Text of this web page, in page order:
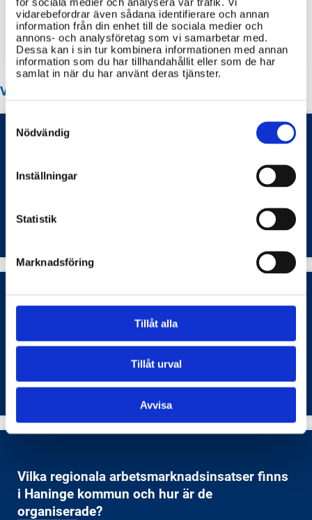
vidarebefordrar även sådana identifierare och annan
information från din enhet till de sociala medier och
annons- och analysföretag som vi samarbetar med.
Dessa kan i sin tur kombinera informationen med annan
information som du har tillhandahållit eller som de har
samlat in när du har använt deras tjänster.
Consent
Selection
Nödvändig
Inställningar
Statistik
Marknadsföring
Tillåt alla
Tillåt urval
Avvisa
Idrottsanläggningar
Återvinningscentraler
VANLIGA FRÅGOR OM HANINGE KOMMUN
Hur ansöker jag om parkeringstillstånd för
rörelsehindrade i Haninge kommun?
Hur skaffar jag parkeringstillstånd och betalar
parkeringsavgifter i Haninge kommun, enligt
informationen på Haninge kommuns egna
Vilka regionala arbetsmarknadsinsatser finns
i Haninge kommun och hur är de
organiserade?